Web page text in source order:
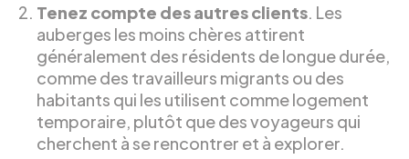
Tenez compte des autres clients. Les
auberges les moins chères attirent
généralement des résidents de longue durée,
comme des travailleurs migrants ou des
habitants qui les utilisent comme logement
temporaire, plutôt que des voyageurs qui
cherchent à se rencontrer et à explorer.